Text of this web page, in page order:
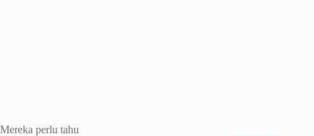
Mereka perlu tahu